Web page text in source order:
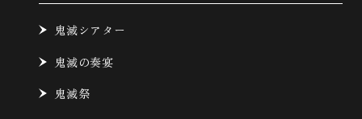
鬼滅シアター
鬼滅の奏宴
鬼滅祭